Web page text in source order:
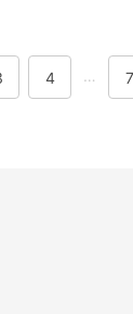
4 … 7